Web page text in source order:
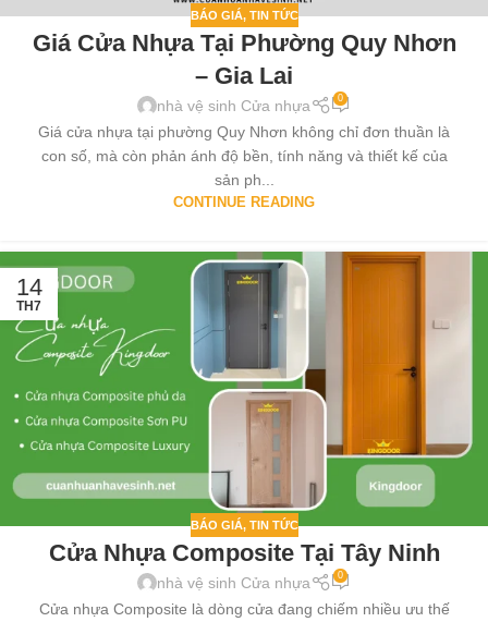
BÁO GIÁ, TIN TỨC
Giá Cửa Nhựa Tại Phường Quy Nhơn
– Gia Lai
nhà vệ sinh Cửa nhựa 0
Giá cửa nhựa tại phường Quy Nhơn không chỉ đơn thuần là
con số, mà còn phản ánh độ bền, tính năng và thiết kế của
sản ph...
CONTINUE READING
14
TH7
BÁO GIÁ, TIN TỨC
Cửa Nhựa Composite Tại Tây Ninh
nhà vệ sinh Cửa nhựa 0
Cửa nhựa Composite là dòng cửa đang chiếm nhiều ưu thế